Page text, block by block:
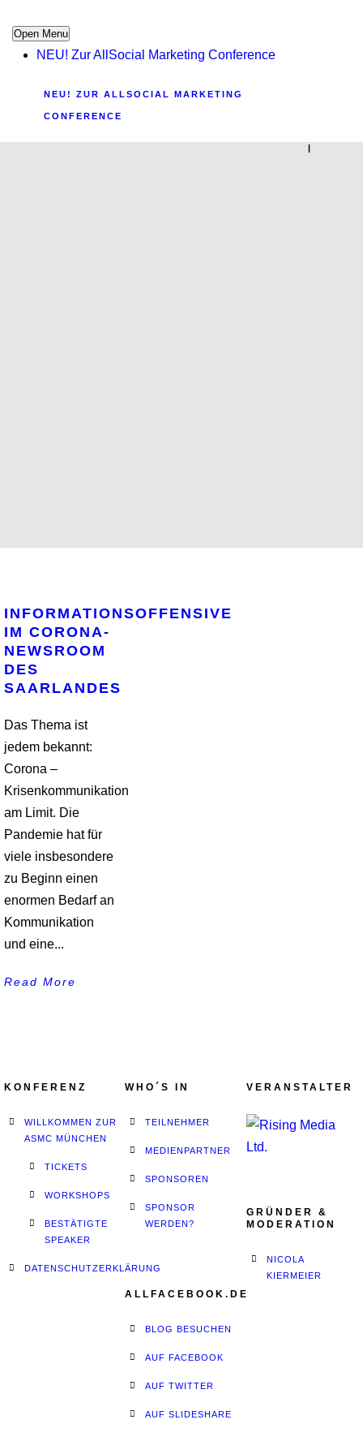
Open Menu
NEU! Zur AllSocial Marketing Conference
NEU! ZUR ALLSOCIAL MARKETING
CONFERENCE
|
INFORMATIONSOFFENSIVE
IM CORONA-
NEWSROOM
DES
SAARLANDES
Das Thema ist
jedem bekannt:
Corona –
Krisenkommunikation
am Limit. Die
Pandemie hat für
viele insbesondere
zu Beginn einen
enormen Bedarf an
Kommunikation
und eine...
Read More
KONFERENZ
WILLKOMMEN ZUR
ASMC MÜNCHEN
TICKETS
WORKSHOPS
BESTÄTIGTE
SPEAKER
DATENSCHUTZERKLÄRUNG
WHO´S IN
TEILNEHMER
MEDIENPARTNER
SPONSOREN
SPONSOR
WERDEN?
ALLFACEBOOK.DE
BLOG BESUCHEN
AUF FACEBOOK
AUF TWITTER
AUF SLIDESHARE
VERANSTALTER
GRÜNDER &
MODERATION
NICOLA
KIERMEIER